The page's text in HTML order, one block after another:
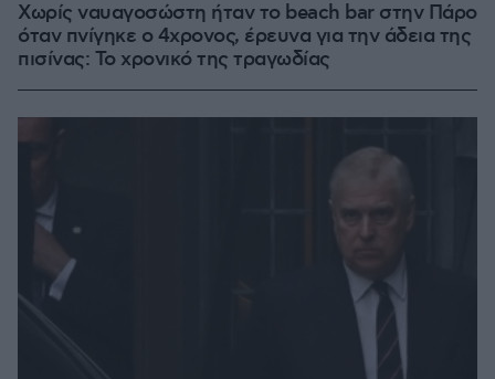
Χωρίς ναυαγοσώστη ήταν το beach bar στην Πάρο
όταν πνίγηκε ο 4χρονος, έρευνα για την άδεια της
πισίνας: Το χρονικό της τραγωδίας